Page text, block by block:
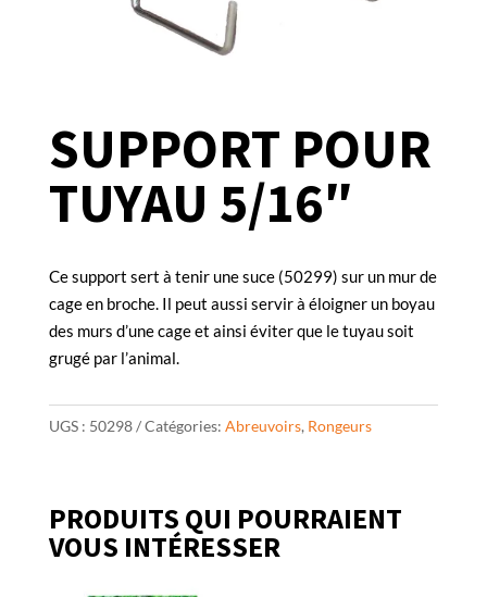
SUPPORT POUR
TUYAU 5/16″
Ce support sert à tenir une suce (50299) sur un mur de
cage en broche. Il peut aussi servir à éloigner un boyau
des murs d’une cage et ainsi éviter que le tuyau soit
grugé par l’animal.
UGS : 50298 Catégories: Abreuvoirs, Rongeurs
PRODUITS QUI POURRAIENT
VOUS INTÉRESSER